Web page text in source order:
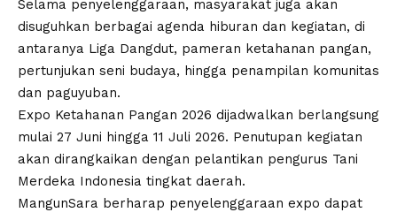
Selama penyelenggaraan, masyarakat juga akan
disuguhkan berbagai agenda hiburan dan kegiatan, di
antaranya Liga Dangdut, pameran ketahanan pangan,
pertunjukan seni budaya, hingga penampilan komunitas
dan paguyuban.
Expo Ketahanan Pangan 2026 dijadwalkan berlangsung
mulai 27 Juni hingga 11 Juli 2026. Penutupan kegiatan
akan dirangkaikan dengan pelantikan pengurus Tani
Merdeka Indonesia tingkat daerah.
MangunSara berharap penyelenggaraan expo dapat